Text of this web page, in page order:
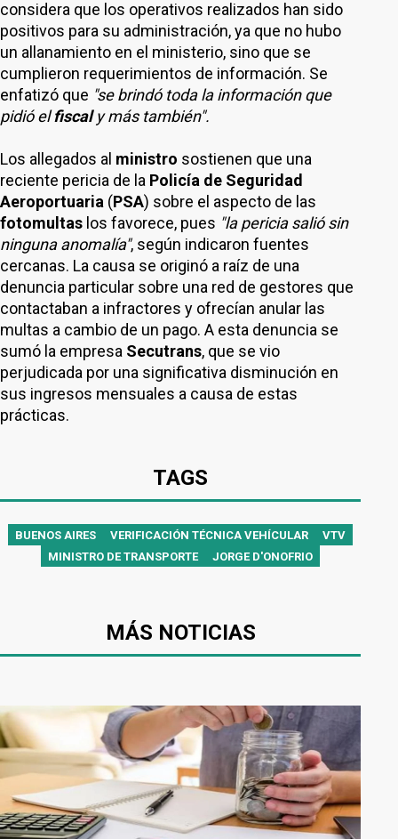
considera que los operativos realizados han sido
positivos para su administración, ya que no hubo
un allanamiento en el ministerio, sino que se
cumplieron requerimientos de información. Se
enfatizó que "se brindó toda la información que
pidió elfiscaly más también".
Los allegados al ministro sostienen que una
reciente pericia de la Policía de Seguridad
Aeroportuaria (PSA) sobre el aspecto de las
fotomultas los favorece, pues "la pericia salió sin
ninguna anomalía", según indicaron fuentes
cercanas. La causa se originó a raíz de una
denuncia particular sobre una red de gestores que
contactaban a infractores y ofrecían anular las
multas a cambio de un pago. A esta denuncia se
sumó la empresa Secutrans, que se vio
perjudicada por una significativa disminución en
sus ingresos mensuales a causa de estas
prácticas.
TAGS
BUENOS AIRES VERIFICACIÓN TÉCNICA VEHÍCULAR
VTV
MINISTRO DE TRANSPORTE
JORGE D'ONOFRIO
MÁS NOTICIAS